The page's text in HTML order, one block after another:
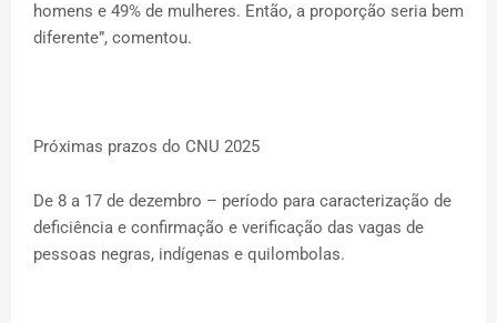
homens e 49% de mulheres. Então, a proporção seria bem
diferente”, comentou.
Próximas prazos do CNU 2025
De 8 a 17 de dezembro – período para caracterização de
deficiência e confirmação e verificação das vagas de
pessoas negras, indígenas e quilombolas.